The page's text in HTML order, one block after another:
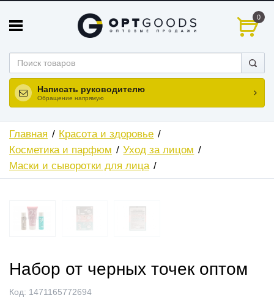
0
Написать руководителю
Обращение напрямую
Главная
Красота и здоровье
Косметика и парфюм
Уход за лицом
Маски и сыворотки для лица
ХИТ
Набор от черных точек оптом
Код: 1471165772694